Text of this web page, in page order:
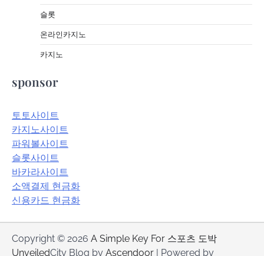
슬롯
온라인카지노
카지노
sponsor
토토사이트
카지노사이트
파워볼사이트
슬롯사이트
바카라사이트
소액결제 현금화
신용카드 현금화
Copyright © 2026 A Simple Key For 스포츠 도박
UnveiledCity Blog by Ascendoor | Powered by